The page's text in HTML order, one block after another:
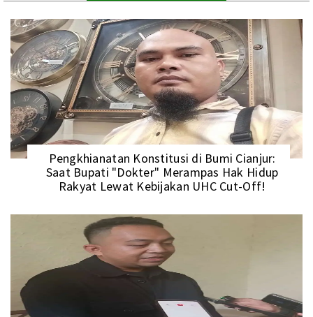
Pengkhianatan Konstitusi di Bumi Cianjur:
Saat Bupati "Dokter" Merampas Hak Hidup
Rakyat Lewat Kebijakan UHC Cut-Off!